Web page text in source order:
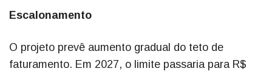
Escalonamento
O projeto prevê aumento gradual do teto de
faturamento. Em 2027, o limite passaria para R$